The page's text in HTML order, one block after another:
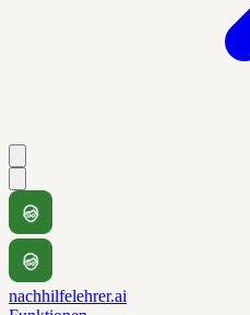
nachhilfelehrer.ai